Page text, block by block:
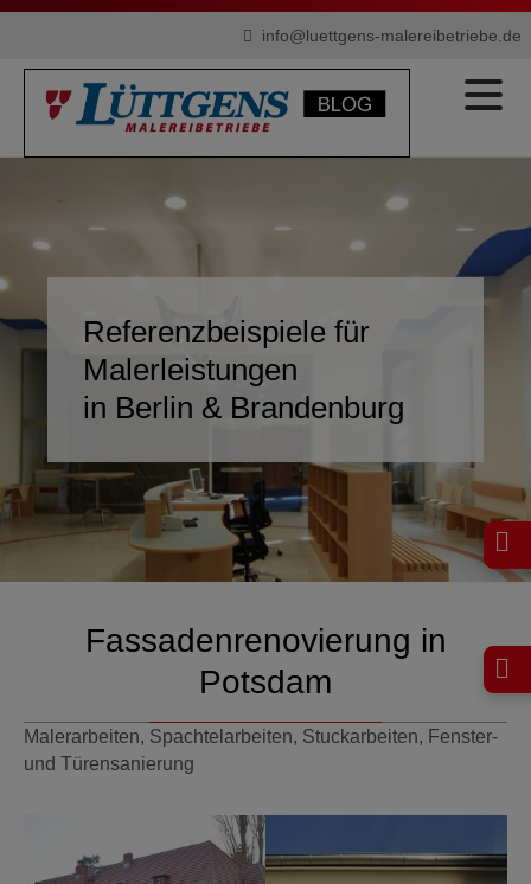
info@luettgens-malereibetriebe.de
Referenzbeispiele für
Malerleistungen
in Berlin & Brandenburg
Fassadenrenovierung in
Potsdam
Malerarbeiten, Spachtelarbeiten, Stuckarbeiten, Fenster-
und Türensanierung